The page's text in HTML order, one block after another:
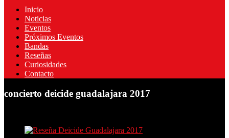
Inicio
Noticias
Eventos
Próximos Eventos
Bandas
Reseñas
Curiosidades
Contacto
concierto deicide guadalajara 2017